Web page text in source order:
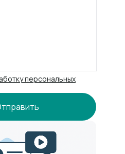
персональных